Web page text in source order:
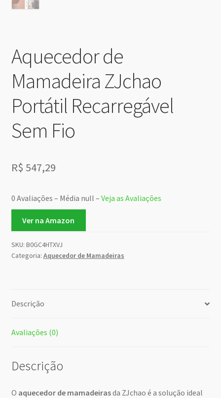
Aquecedor de
Mamadeira ZJchao
Portátil Recarregável
Sem Fio
R$ 547,29
0 Avaliações – Média null – Veja as Avaliações
Ver na Amazon
SKU: B0GC4HTXVJ
Categoria: Aquecedor de Mamadeiras
Descrição
Avaliações (0)
Descrição
O aquecedor de mamadeirasda ZJchao é a solução ideal